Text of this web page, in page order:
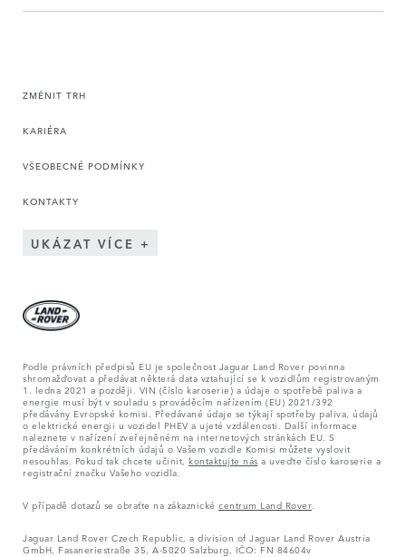
ZMĚNIT TRH
KARIÉRA
VŠEOBECNÉ PODMÍNKY
KONTAKTY
UKÁZAT VÍCE
Podle právních předpisů EU je společnost Jaguar Land Rover povinna
shromažďovat a předávat některá data vztahující se k vozidlům registrovaným
1. ledna 2021 a později. VIN (číslo karoserie) a údaje o spotřebě paliva a
energie musí být v souladu s prováděcím nařízením (EU) 2021/392
předávány Evropské komisi. Předávané údaje se týkají spotřeby paliva, údajů
o elektrické energii u vozidel PHEV a ujeté vzdálenosti. Další informace
naleznete v nařízení zveřejněném na internetových stránkách EU. S
předáváním konkrétních údajů o Vašem vozidle Komisi můžete vyslovit
nesouhlas. Pokud tak chcete učinit, kontaktujte nás a uveďte číslo karoserie a
registrační značku Vašeho vozidla.
V případě dotazů se obraťte na zákaznické centrum Land Rover
Jaguar Land Rover Czech Republic, a division of Jaguar Land Rover Austria
GmbH, Fasaneriestraße 35, A-5020 Salzburg, IČO: FN 84604v